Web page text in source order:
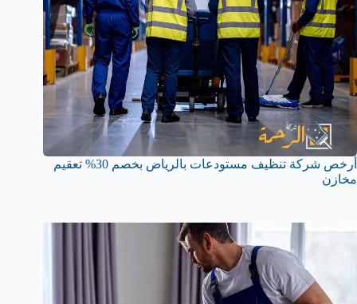
أرخص شركة تنظيف مستودعات بالرياض بخصم 30% تعقيم
مخازن